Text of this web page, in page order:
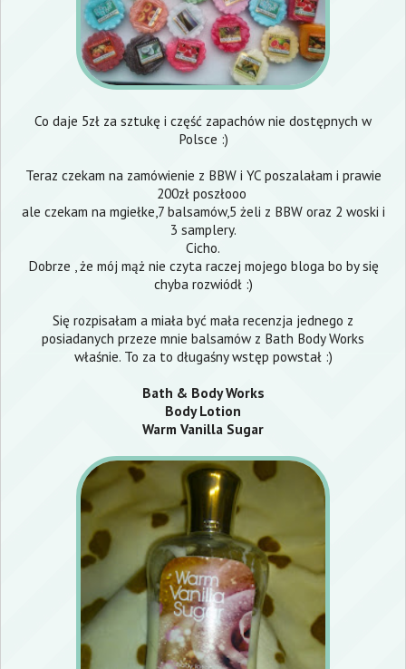
Co daje 5zł za sztukę i część zapachów nie dostępnych w
Polsce :)
Teraz czekam na zamówienie z BBW i YC poszalałam i prawie
200zł poszłooo
ale czekam na mgiełke,7 balsamów,5 żeli z BBW oraz 2 woski i
3 samplery.
Cicho.
Dobrze , że mój mąż nie czyta raczej mojego bloga bo by się
chyba rozwiódł :)
Się rozpisałam a miała być mała recenzja jednego z
posiadanych przeze mnie balsamów z Bath Body Works
właśnie. To za to długaśny wstęp powstał :)
Bath & Body Works
Body Lotion
Warm Vanilla Sugar